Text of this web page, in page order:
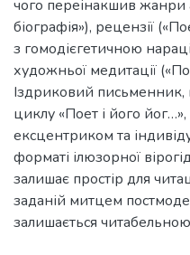
чого переінакшив жанри
біографія»), рецензії
з гомодієгетичною
художньої медитації
Іздриковий письменник,
циклу «Поет і його
ексцентриком та
форматі ілюзорної
залишає простір для
заданій митцем